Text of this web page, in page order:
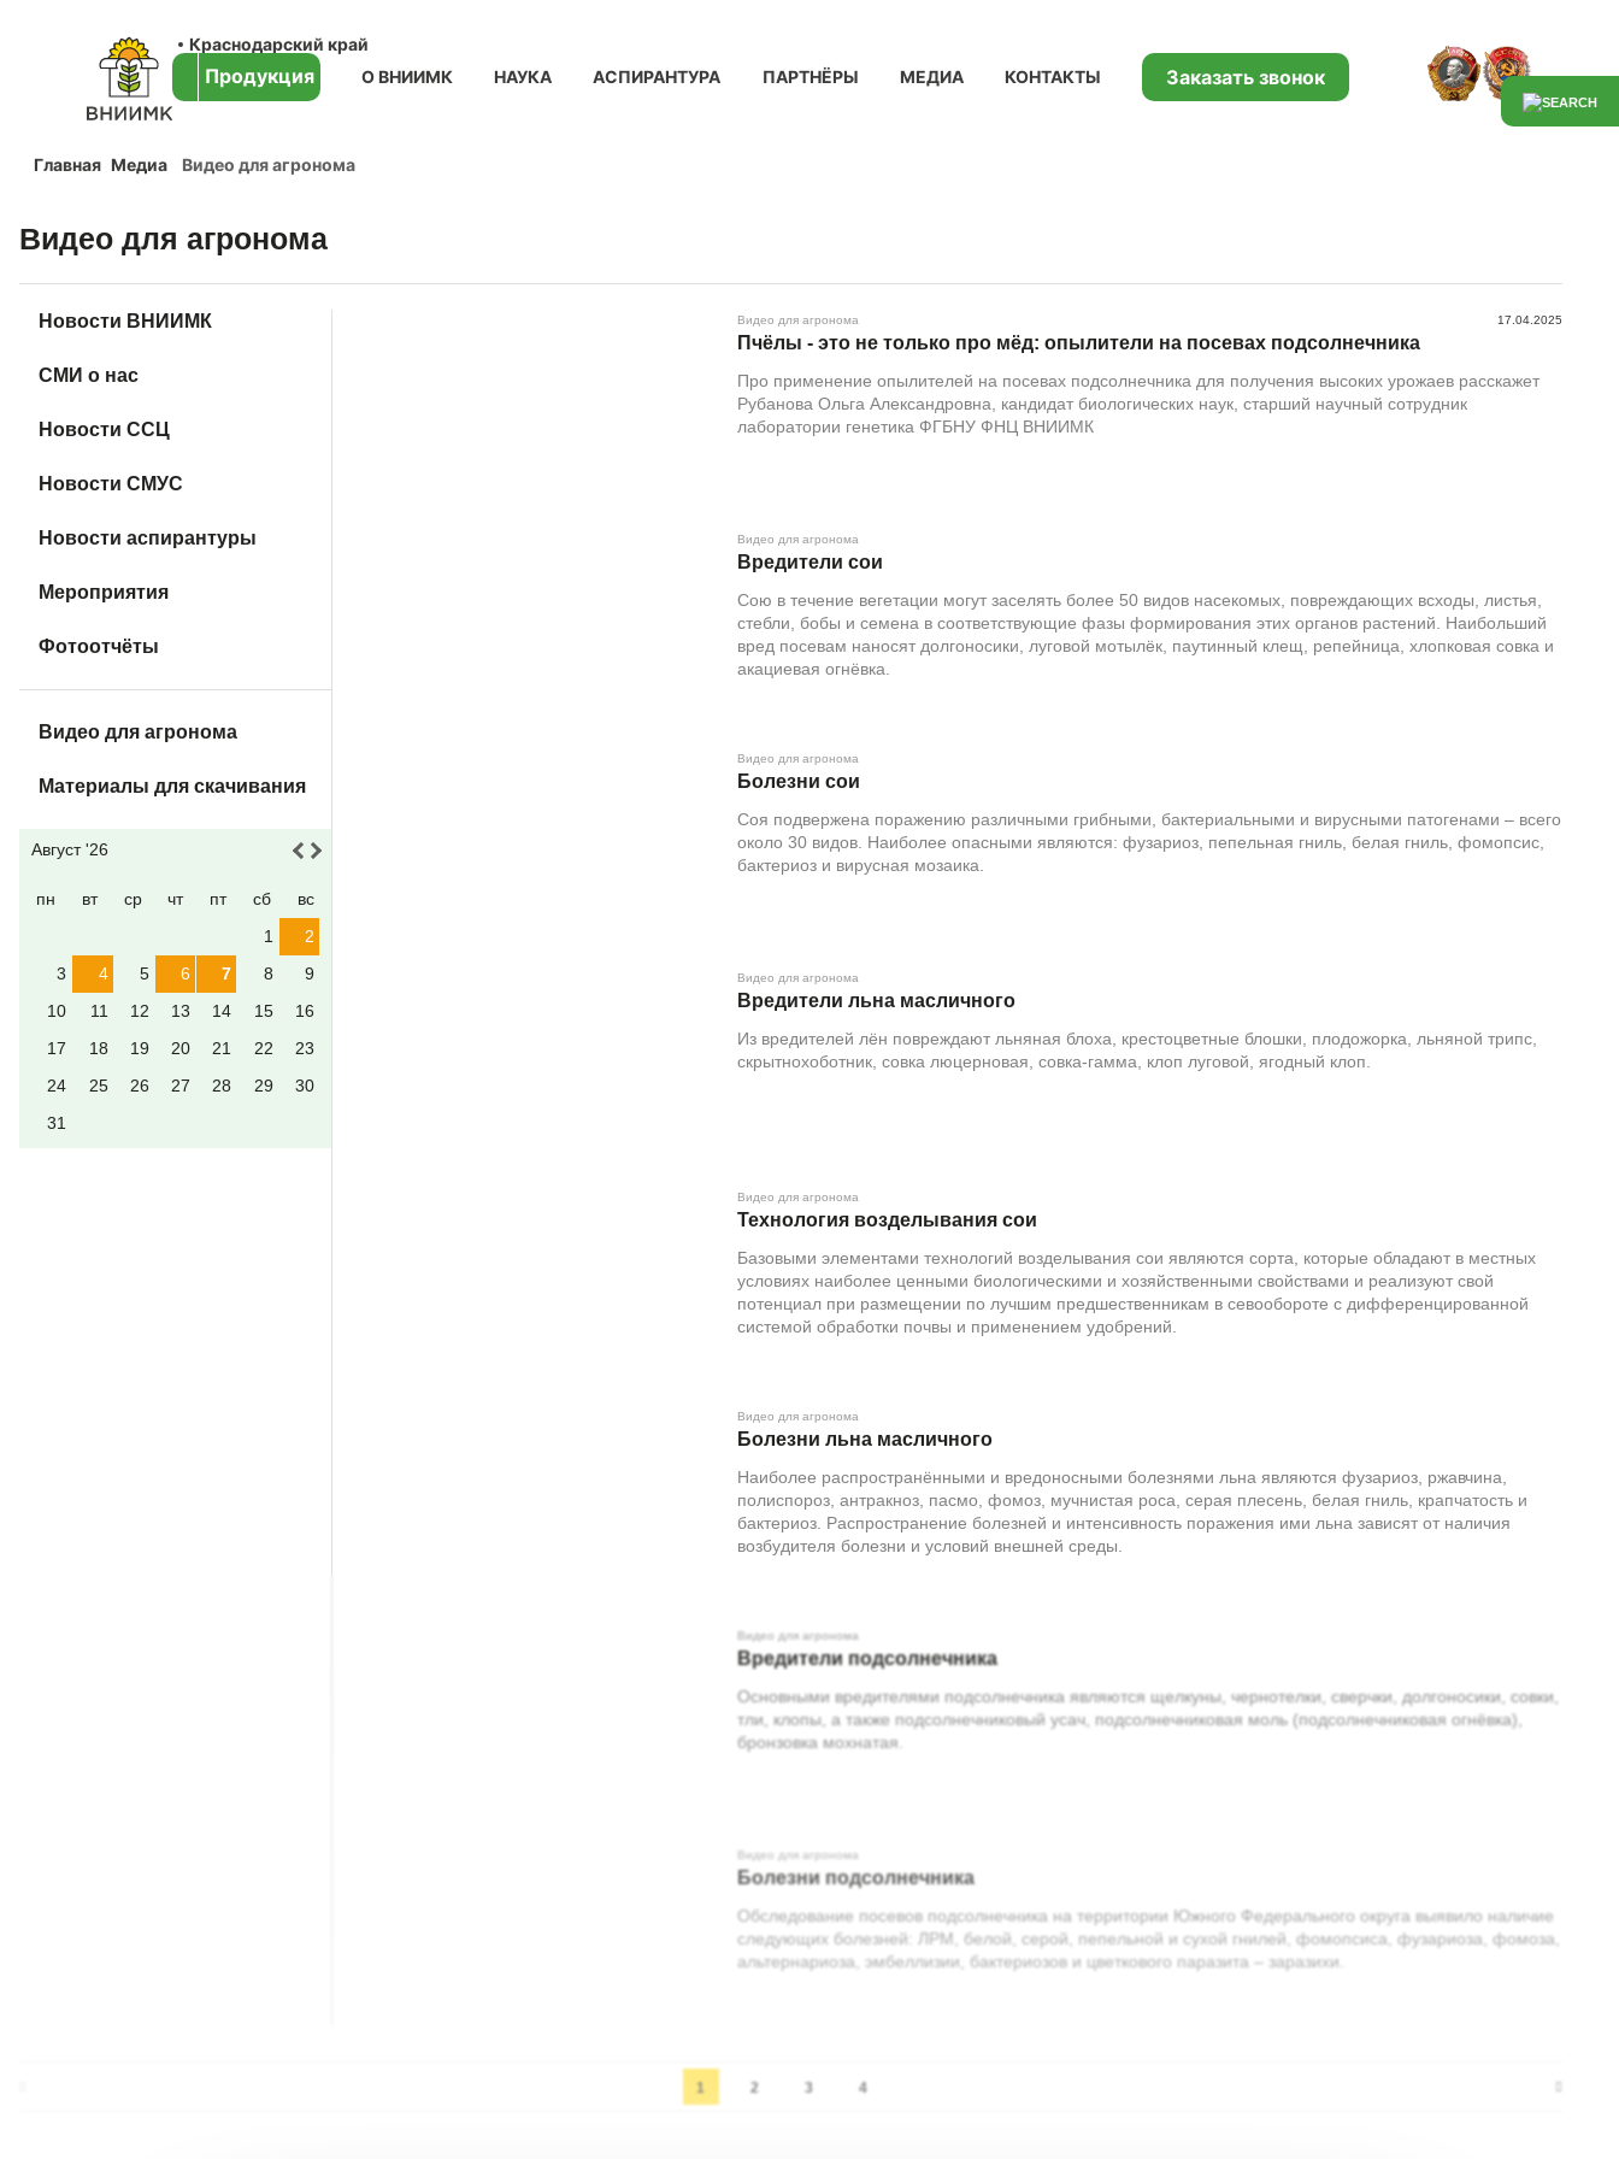
Краснодарский край
Продукция О ВНИИМК НАУКА АСПИРАНТУРА ПАРТНЁРЫ МЕДИА КОНТАКТЫ Заказать звонок
Главная Медиа Видео для агронома
Видео для агронома
Новости ВНИИМК
СМИ о нас
Новости ССЦ
Новости СМУС
Новости аспирантуры
Мероприятия
Фотоотчёты
Видео для агронома
Материалы для скачивания
Август '26
пн вт ср чт пт сб
вс
1
2
3
4 5 6 7 8
9
10
11 12 13 14 15
16
17
18 19 20 21 22
23
24
25 26 27 28 29
30
31
Видео для агронома 17.04.2025
Пчёлы - это не только про мёд: опылители на посевах подсолнечника
Про применение опылителей на посевах подсолнечника для получения высоких урожаев расскажет
Рубанова Ольга Александровна, кандидат биологических наук, старший научный сотрудник
лаборатории генетика ФГБНУ ФНЦ ВНИИМК
Видео для агронома
Вредители сои
Сою в течение вегетации могут заселять более 50 видов насекомых, повреждающих всходы, листья,
стебли, бобы и семена в соответствующие фазы формирования этих органов растений. Наибольший
вред посевам наносят долгоносики, луговой мотылёк, паутинный клещ, репейница, хлопковая совка и
акациевая огнёвка.
Видео для агронома
Болезни сои
Соя подвержена поражению различными грибными, бактериальными и вирусными патогенами – всего
около 30 видов. Наиболее опасными являются: фузариоз, пепельная гниль, белая гниль, фомопсис,
бактериоз и вирусная мозаика.
Видео для агронома
Вредители льна масличного
Из вредителей лён повреждают льняная блоха, крестоцветные блошки, плодожорка, льняной трипс,
скрытнохоботник, совка люцерновая, совка-гамма, клоп луговой, ягодный клоп.
Видео для агронома
Технология возделывания сои
Базовыми элементами технологий возделывания сои являются сорта, которые обладают в местных
условиях наиболее ценными биологическими и хозяйственными свойствами и реализуют свой
потенциал при размещении по лучшим предшественникам в севообороте с дифференцированной
системой обработки почвы и применением удобрений.
Видео для агронома
Болезни льна масличного
Наиболее распространёнными и вредоносными болезнями льна являются фузариоз, ржавчина,
полиспороз, антракноз, пасмо, фомоз, мучнистая роса, серая плесень, белая гниль, крапчатость и
бактериоз. Распространение болезней и интенсивность поражения ими льна зависят от наличия
возбудителя болезни и условий внешней среды.
Видео для агронома
Вредители подсолнечника
Основными вредителями подсолнечника являются щелкуны, чернотелки, сверчки, долгоносики, совки,
тли, клопы, а также подсолнечниковый усач, подсолнечниковая моль (подсолнечниковая огнёвка),
бронзовка мохнатая.
Видео для агронома
Болезни подсолнечника
Обследование посевов подсолнечника на территории Южного Федерального округа выявило наличие
следующих болезней: ЛРМ, белой, серой, пепельной и сухой гнилей, фомопсиса, фузариоза, фомоза,
альтернариоза, эмбеллизии, бактериозов и цветкового паразита – заразихи.
1 2 3 4